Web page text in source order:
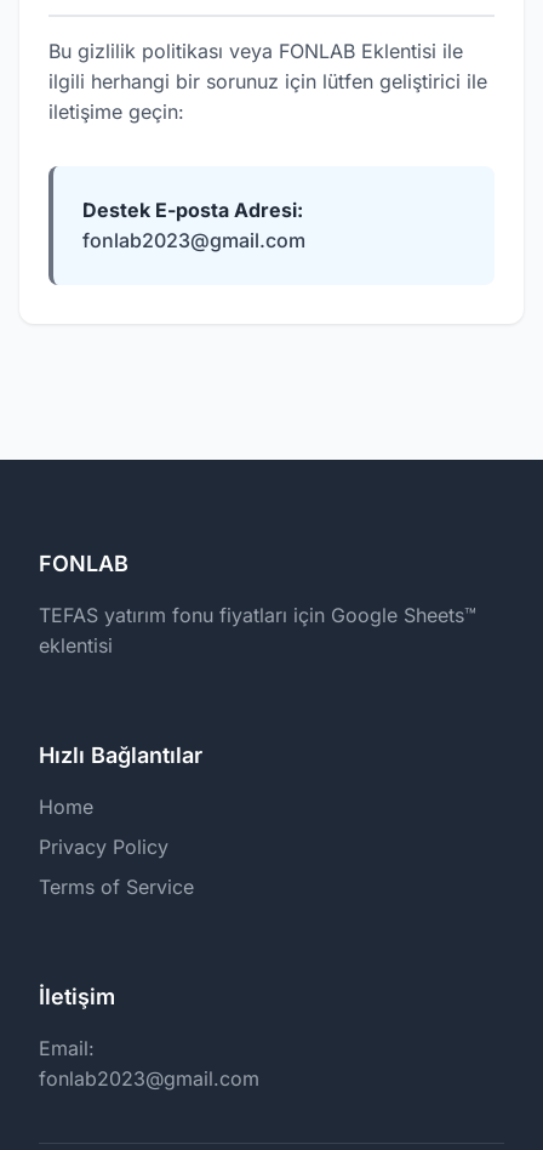
Bu gizlilik politikası veya FONLAB Eklentisi ile
ilgili herhangi bir sorunuz için lütfen geliştirici ile
iletişime geçin:
Destek E-posta Adresi:
fonlab2023@gmail.com
FONLAB
TEFAS yatırım fonu fiyatları için Google Sheets™
eklentisi
Hızlı Bağlantılar
Home
Privacy Policy
Terms of Service
İletişim
Email:
fonlab2023@gmail.com